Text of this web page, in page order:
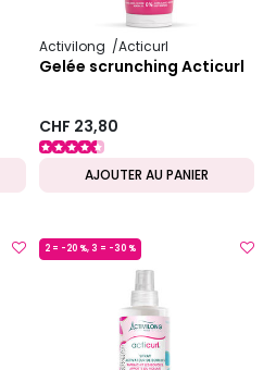
Activilong Acticurl
Gelée scrunching Acticurl
CHF 23,80
AJOUTER AU PANIER
2 = -20 %, 3 = -30 %